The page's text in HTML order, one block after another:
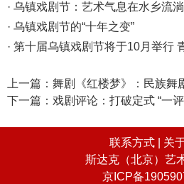
· 乌镇戏剧节：艺术气息在水乡流淌
· 乌镇戏剧节的“十年之变”
· 第十届乌镇戏剧节将于10月举行
上一篇： 舞剧《红楼梦》：民族舞
下一篇： 戏剧评论：打破定式 “一
联系方式 | 关
斯达克（北京）艺
京ICP备